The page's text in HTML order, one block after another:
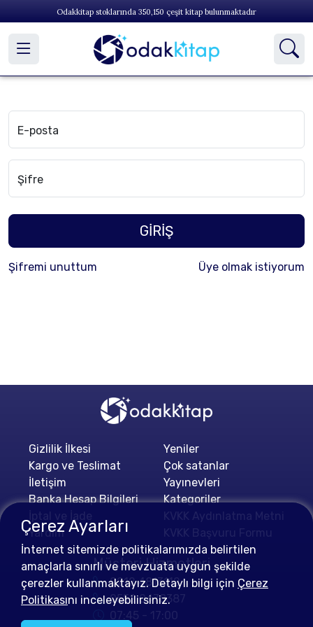
Odakkitap stoklarında 350,150 çeşit kitap bulunmaktadır
E-posta
Şifre
GİRİŞ
Şifremi unuttum Üye olmak istiyorum
Gizlilik İlkesi
Kargo ve Teslimat
İletişim
Banka Hesap Bilgileri
Yardım
Yeniler
Çok satanlar
Yayınevleri
Kategoriler
Müşteri Hizmetleri
0212 4813112
0552 0478387
07:45 - 17:00
Çerez Ayarları
İnternet sitemizde politikalarımızda belirtilen
amaçlarla sınırlı ve mevzuata uygun şekilde
çerezler kullanmaktayız. Detaylı bilgi için Çerez
Politikasını inceleyebilirsiniz.